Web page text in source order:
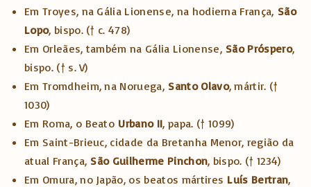
Em Troyes, na Gália Lionense, na hodierna França, São
Lopo, bispo. († c. 478)
Em Orleães, também na Gália Lionense, São Próspero,
bispo. († s. V)
Em Tromdheim, na Noruega, Santo Olavo, mártir. (†
1030)
Em Roma, o Beato Urbano II, papa. († 1099)
Em Saint-Brieuc, cidade da Bretanha Menor, região da
atual França, São Guilherme Pinchon, bispo. († 1234)
Em Omura, no Japão, os beatos mártires Luís Bertran,